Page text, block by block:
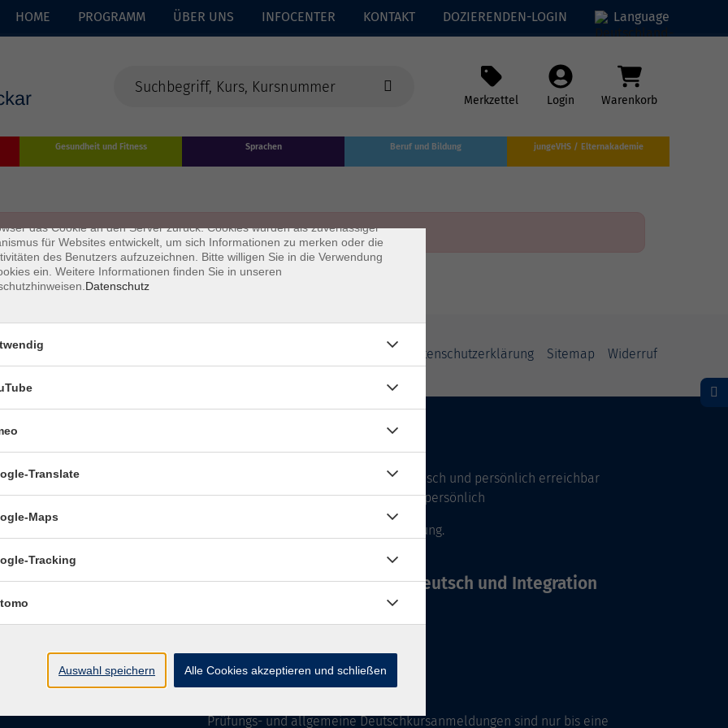
HOME PROGRAMM ÜBER UNS INFOCENTER KONTAKT DOZIERENDEN-LOGIN Language
Merkzettel Login Warenkorb
Gesundheit und Fitness Sprachen Beruf und Bildung jungeVHS / Elternakademie
Datenschutzerklärung Sitemap Widerruf
Öffnungszeiten:
9–12.30 Uhr telefonisch und persönlich erreichbar
Mo–Do nachmittags:13.30–17 Uhr nur persönlich
Termine für Beratung nach Vereinbarung.
Öffnungszeiten des Büros Deutsch und Integration
Di9-12 Uhr
Mi9-12 Uhr
Do & Frgeschlossen
Prüfungs- und allgemeine Deutschkursanmeldungen sind nur bis eine
sind kleine Datenmengen, die von einer Website gesendet und vom
das Cookie an den Server zurück. Cookies wurden als zuverlässiger
für Websites entwickelt, um sich Informationen zu merken oder die
des Benutzers aufzuzeichnen. Bitte willigen Sie in die Verwendung
ein. Weitere Informationen finden Sie in unseren
Datenschutz
×
Translate
Maps
Tracking
Auswahl speichern Alle Cookies akzeptieren und schließen